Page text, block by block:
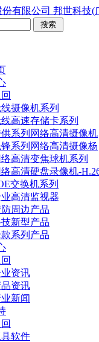
邦世科技(
摄像机系列
高速存储卡系列
系列网络高清摄像机
锋系列网络高清摄像杨
络高清变焦球机系列
络高清硬盘录像机-
交换机系列
高清监视器
周边产品
新型产品
系列产品
资讯
资讯
新闻
软件